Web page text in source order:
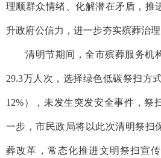
理顺群众情绪、化解潜在矛盾，推
升政府公信力，进一步夯实殡葬治理
清明节期间，全市殡葬服务机
29.3万人次，选择绿色低碳祭扫方
12%），未发生突发安全事件，祭
一步，市民政局将以此次清明祭扫
葬改革，常态化推进文明祭扫宣